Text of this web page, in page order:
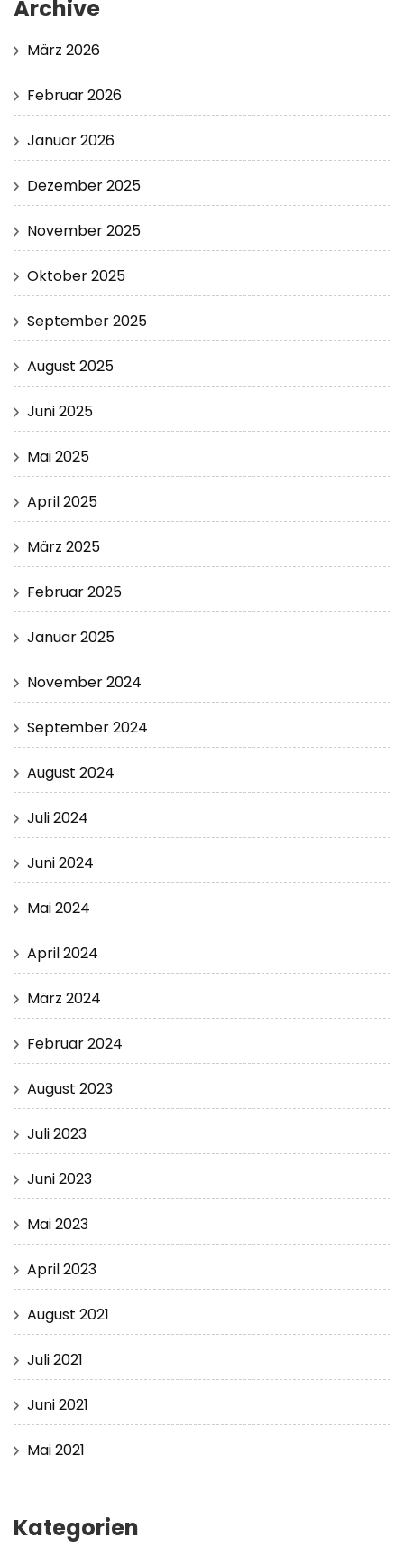
Archive
März 2026
Februar 2026
Januar 2026
Dezember 2025
November 2025
Oktober 2025
September 2025
August 2025
Juni 2025
Mai 2025
April 2025
März 2025
Februar 2025
Januar 2025
November 2024
September 2024
August 2024
Juli 2024
Juni 2024
Mai 2024
April 2024
März 2024
Februar 2024
August 2023
Juli 2023
Juni 2023
Mai 2023
April 2023
August 2021
Juli 2021
Juni 2021
Mai 2021
Kategorien